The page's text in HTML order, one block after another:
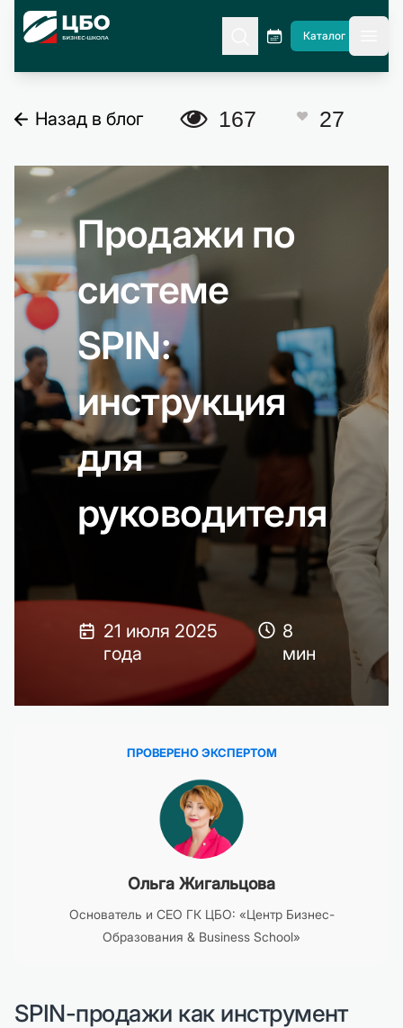
CBO
Каталог
Назад в блог A 167 C 27
Продажи по
системе
SPIN:
инструкция
для
руководителя
21 июля 2025
года
8
мин
ПРОВЕРЕНО ЭКСПЕРТОМ
Ольга Жигальцова
Основатель и CEO ГК ЦБО: «Центр Бизнес-
Образования & Business School»
SPIN-продажи как инструмент